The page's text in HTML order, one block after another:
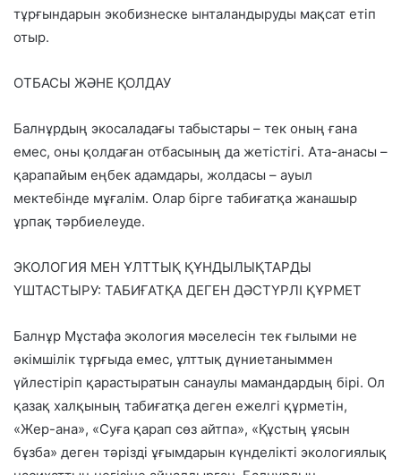
тұрғындарын экобизнеске ынталандыруды мақсат етіп
отыр.
ОТБАСЫ ЖӘНЕ ҚОЛДАУ
Балнұрдың экосаладағы табыстары – тек оның ғана
емес, оны қолдаған отбасының да жетістігі. Ата-анасы –
қарапайым еңбек адамдары, жолдасы – ауыл
мектебінде мұғалім. Олар бірге табиғатқа жанашыр
ұрпақ тәрбиелеуде.
ЭКОЛОГИЯ МЕН ҰЛТТЫҚ ҚҰНДЫЛЫҚТАРДЫ
ҮШТАСТЫРУ: ТАБИҒАТҚА ДЕГЕН ДӘСТҮРЛІ ҚҰРМЕТ
Балнұр Мұстафа экология мәселесін тек ғылыми не
әкімшілік тұрғыда емес, ұлттық дүниетаныммен
үйлестіріп қарастыратын санаулы мамандардың бірі. Ол
қазақ халқының табиғатқа деген ежелгі құрметін,
«Жер-ана», «Суға қарап сөз айтпа», «Құстың ұясын
бұзба» деген тәрізді ұғымдарын күнделікті экологиялық